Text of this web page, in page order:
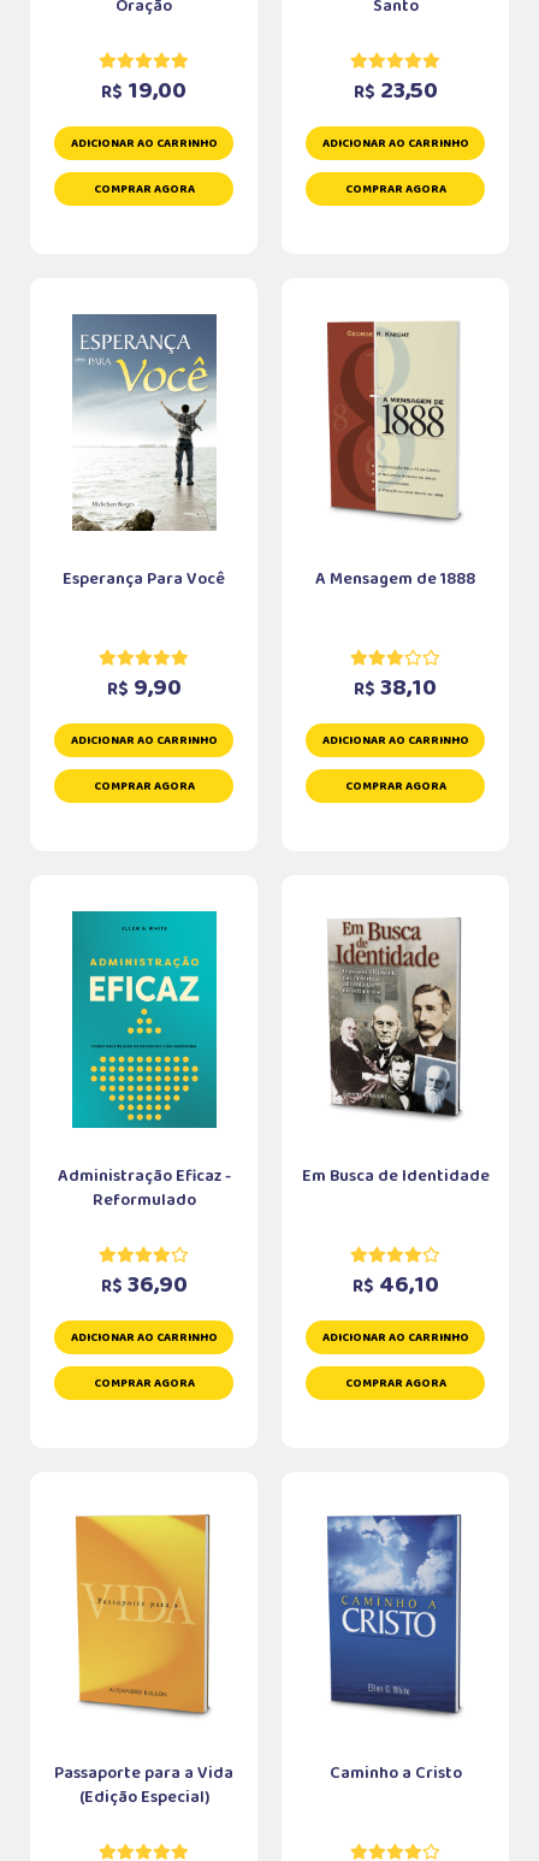
Oração
R$ 19,00
ADICIONAR AO CARRINHO
COMPRAR AGORA
Santo
R$ 23,50
ADICIONAR AO CARRINHO
COMPRAR AGORA
Esperança Para Você
R$ 9,90
ADICIONAR AO CARRINHO
COMPRAR AGORA
A Mensagem de 1888
R$ 38,10
ADICIONAR AO CARRINHO
COMPRAR AGORA
Administração Eficaz -
Reformulado
R$ 36,90
ADICIONAR AO CARRINHO
COMPRAR AGORA
Em Busca de Identidade
R$ 46,10
ADICIONAR AO CARRINHO
COMPRAR AGORA
Passaporte para a Vida
(Edição Especial)
Caminho a Cristo